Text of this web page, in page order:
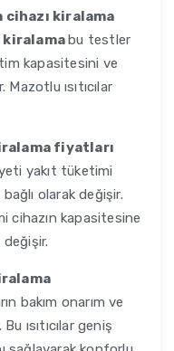
kiralama
kiralamabu testler
kapasitesini ve
ısıtıcılar
fiyatları
yakıt tüketimi
olarak değişir.
cihazın kapasitesine
değişir.
bakım onarım ve
ısıtıcılar geniş